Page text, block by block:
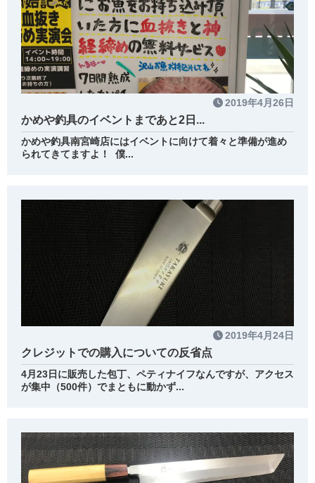
2019年4月26日
かめや釣具のイベントまであと2日...
かめや釣具南宮崎店にはイベントに向けて着々と準備が進め
られてきてますよ！ 僕...
2019年4月24日
クレジットでの購入についての反省点
4月23日に販売した包丁、ペティナイフなんですが、アクセス
が集中（500件）でまともに動かず...